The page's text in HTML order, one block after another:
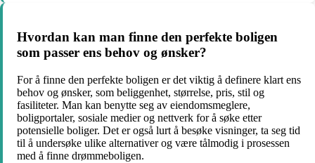
Hvordan kan man finne den perfekte boligen
som passer ens behov og ønsker?
For å finne den perfekte boligen er det viktig å definere klart ens
behov og ønsker, som beliggenhet, størrelse, pris, stil og
fasiliteter. Man kan benytte seg av eiendomsmeglere,
boligportaler, sosiale medier og nettverk for å søke etter
potensielle boliger. Det er også lurt å besøke visninger, ta seg tid
til å undersøke ulike alternativer og være tålmodig i prosessen
med å finne drømmeboligen.